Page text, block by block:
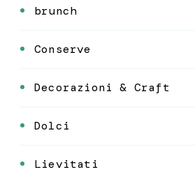
brunch
Conserve
Decorazioni & Craft
Dolci
Lievitati